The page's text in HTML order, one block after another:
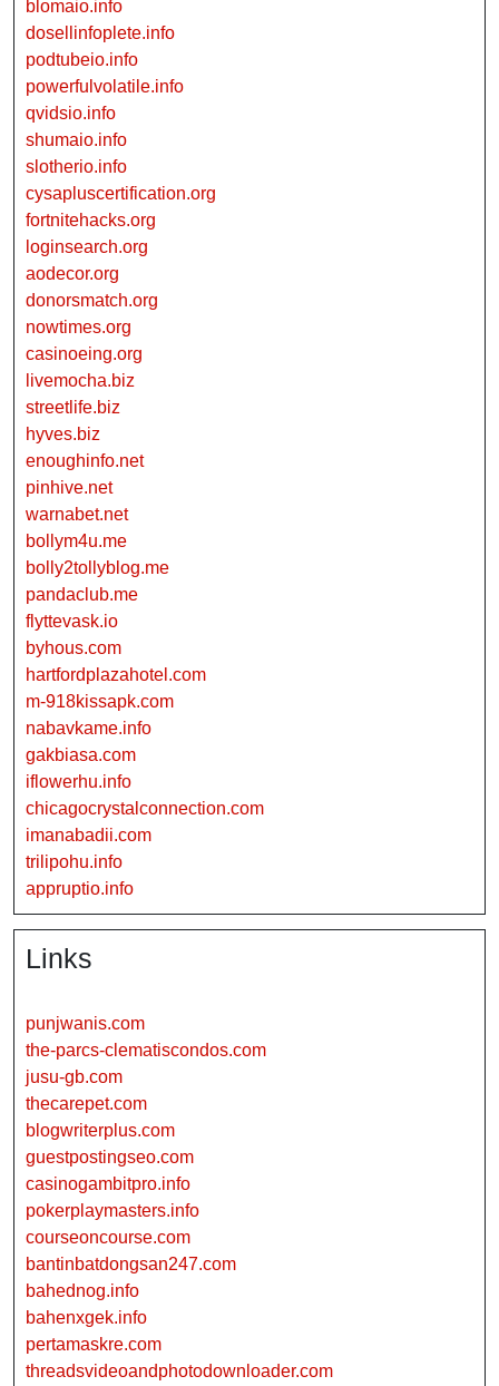
blomaio.info
dosellinfoplete.info
podtubeio.info
powerfulvolatile.info
qvidsio.info
shumaio.info
slotherio.info
cysapluscertification.org
fortnitehacks.org
loginsearch.org
aodecor.org
donorsmatch.org
nowtimes.org
casinoeing.org
livemocha.biz
streetlife.biz
hyves.biz
enoughinfo.net
pinhive.net
warnabet.net
bollym4u.me
bolly2tollyblog.me
pandaclub.me
flyttevask.io
byhous.com
hartfordplazahotel.com
m-918kissapk.com
nabavkame.info
gakbiasa.com
iflowerhu.info
chicagocrystalconnection.com
imanabadii.com
trilipohu.info
appruptio.info
Links
punjwanis.com
the-parcs-clematiscondos.com
jusu-gb.com
thecarepet.com
blogwriterplus.com
guestpostingseo.com
casinogambitpro.info
pokerplaymasters.info
courseoncourse.com
bantinbatdongsan247.com
bahednog.info
bahenxgek.info
pertamaskre.com
threadsvideoandphotodownloader.com